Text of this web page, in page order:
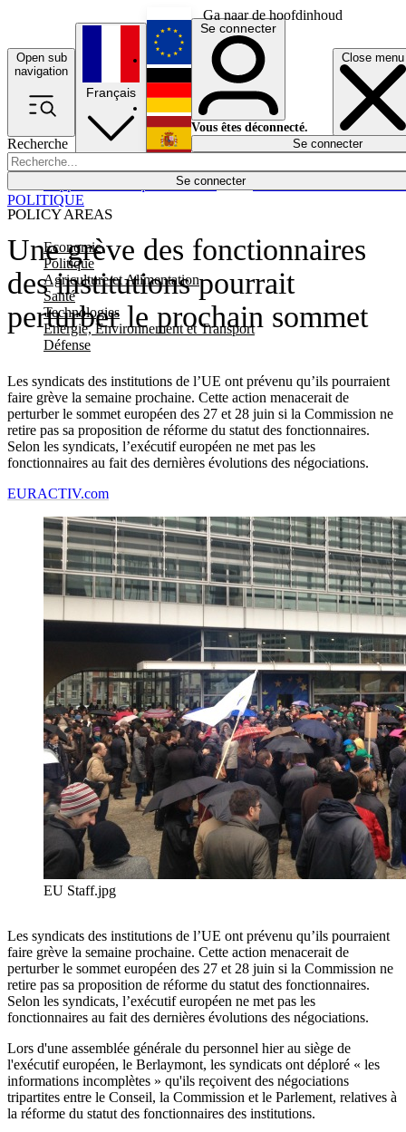
Ga naar de hoofdinhoud
Open sub
navigation
Close menu
Recherche
Se connecter
POLICY AREAS
Economie
Politique
Agriculture et Alimentation
Santé
Technologies
Energie, Environnement et Transport
Défense
Économie
Français
English
Deutsch
Español
Se connecter
Vous êtes déconnecté.
Se connecter
Une grève des fonctionnaires
des institutions pourrait
perturber le prochain sommet
Les syndicats des institutions de l’UE ont prévenu qu’ils pourraient
faire grève la semaine prochaine. Cette action menacerait de
perturber le sommet européen des 27 et 28 juin si la Commission ne
retire pas sa proposition de réforme du statut des fonctionnaires.
Selon les syndicats, l’exécutif européen ne met pas les
fonctionnaires au fait des dernières évolutions des négociations.
POLITIQUE
EURACTIV.com
EU Staff.jpg
Les syndicats des institutions de l’UE ont prévenu qu’ils pourraient
faire grève la semaine prochaine. Cette action menacerait de
perturber le sommet européen des 27 et 28 juin si la Commission ne
retire pas sa proposition de réforme du statut des fonctionnaires.
Selon les syndicats, l’exécutif européen ne met pas les
fonctionnaires au fait des dernières évolutions des négociations.
Lors d'une assemblée générale du personnel hier au siège de
l'exécutif européen, le Berlaymont, les syndicats ont déploré « les
informations incomplètes » qu'ils reçoivent des négociations
tripartites entre le Conseil, la Commission et le Parlement, relatives à
la réforme du statut des fonctionnaires des institutions.